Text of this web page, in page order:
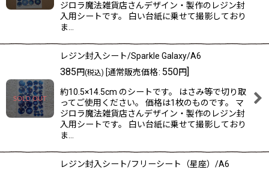
ジロラ魔法雑貨店さんデザイン・製作のレジン封
入用シートです。 白い台紙に乗せて撮影しており
ま…
レジン封入シート/Sparkle Galaxy/A6
385円(税込) [通常販売価格: 550円]
約10.5×14.5cm のシートです。 はさみ等で切り取
ってご使用ください。 価格は1枚のものです。 マ
ジロラ魔法雑貨店さんデザイン・製作のレジン封
入用シートです。 白い台紙に乗せて撮影しており
ま…
レジン封入シート/フリーシート（星座）/A6